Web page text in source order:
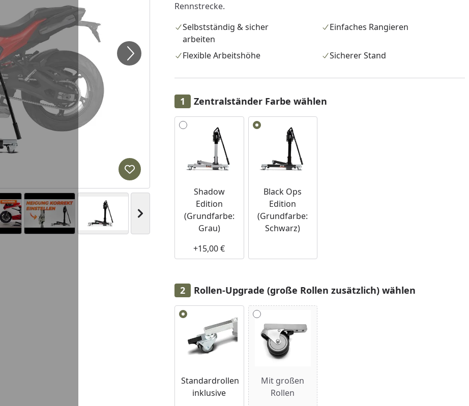
Nächstes Bild anzeigen
Produkt zur Wunschliste hinzufügen
Rennstrecke.
Selbstständig & sicher
arbeiten
Einfaches Rangieren
Flexible Arbeitshöhe Sicherer Stand
Zentralständer Farbe wählen
Alle anzeigen (2)
Shadow
Edition
(Grundfarbe:
Grau)
+15,00 €
Black Ops
Edition
(Grundfarbe:
Schwarz)
Rollen-Upgrade (große Rollen zusätzlich) wählen
Alle anzeigen (2)
Standardrollen
inklusive
Mit großen
Rollen